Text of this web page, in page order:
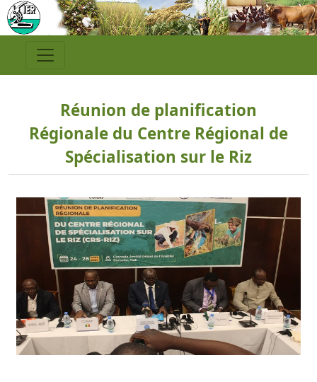
Réunion de planification
Régionale du Centre Régional de
Spécialisation sur le Riz